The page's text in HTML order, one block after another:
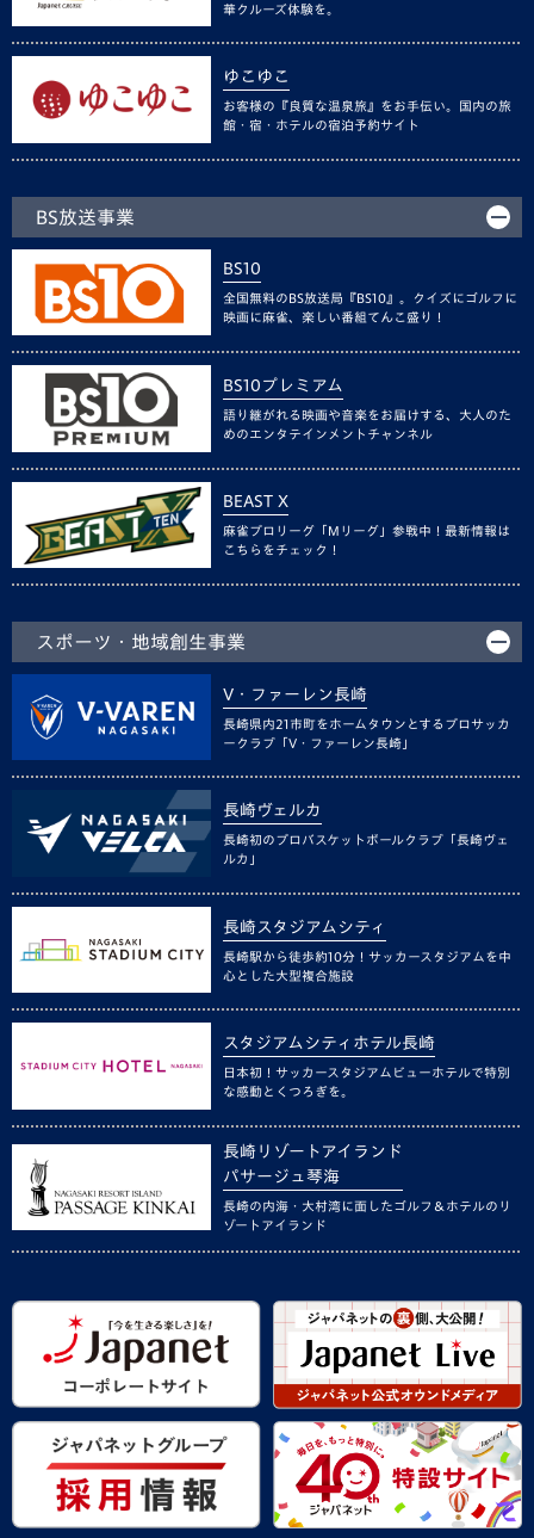
華クルーズ体験を。
ゆこゆこ
お客様の『良質な温泉旅』をお手伝い。国内の旅
館・宿・ホテルの宿泊予約サイト
BS放送事業
BS10
全国無料のBS放送局『BS10』。クイズにゴルフに
映画に麻雀、楽しい番組てんこ盛り！
BS10プレミアム
語り継がれる映画や音楽をお届けする、大人のた
めのエンタテインメントチャンネル
BEAST X
麻雀プロリーグ「Mリーグ」参戦中！最新情報は
こちらをチェック！
スポーツ・地域創生事業
V・ファーレン長崎
長崎県内21市町をホームタウンとするプロサッカ
ークラブ「V・ファーレン長崎」
長崎ヴェルカ
長崎初のプロバスケットボールクラブ「長崎ヴェ
ルカ」
長崎スタジアムシティ
長崎駅から徒歩約10分！サッカースタジアムを中
心とした大型複合施設
スタジアムシティホテル長崎
日本初！サッカースタジアムビューホテルで特別
な感動とくつろぎを。
長崎リゾートアイランド
パサージュ琴海
長崎の内海・大村湾に面したゴルフ＆ホテルのリ
ゾートアイランド